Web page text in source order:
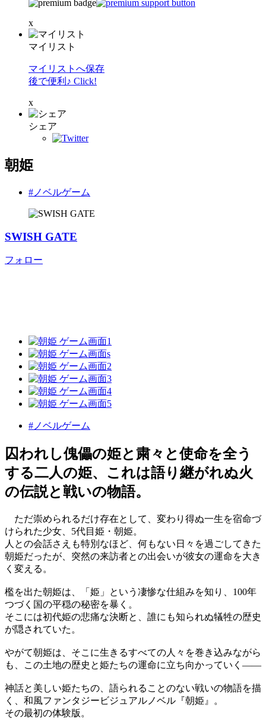
x
マイリスト
マイリストへ保存
後で便利♪ Click!
x
シェア
朝姫
#ノベルゲーム
SWISH GATE
フォロー
#ノベルゲーム
囚われし傀儡の姫と粛々と使命を全う
する二人の姫、これは語り継がれぬ火
の伝説と戦いの物語。
ただ崇められるだけ存在として、変わり得ぬ一生を宿命づ
けられた少女、5代目姫・朝姫。
人との会話さえも特別なほど、何もない日々を過ごしてきた
朝姫だったが、突然の来訪者との出会いが彼女の運命を大き
く変える。
檻を出た朝姫は、「姫」という凄惨な仕組みを知り、100年
つづく国の平穏の秘密を暴く。
そこには初代姫の悲痛な決断と、誰にも知られぬ犠牲の歴史
が隠されていた。
やがて朝姫は、そこに生きるすべての人々を巻き込みながら
も、この土地の歴史と姫たちの運命に立ち向かっていく――
神話と美しい姫たちの、語られることのない戦いの物語を描
く、和風ファンタジービジュアルノベル『朝姫』。
その最初の体験版。